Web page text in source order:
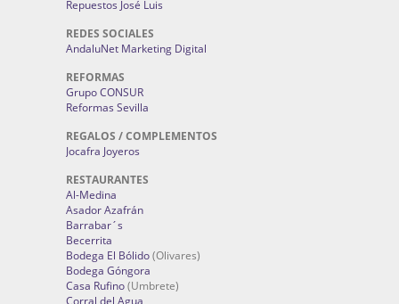
Repuestos José Luis
REDES SOCIALES
AndaluNet Marketing Digital
REFORMAS
Grupo CONSUR
Reformas Sevilla
REGALOS / COMPLEMENTOS
Jocafra Joyeros
RESTAURANTES
Al-Medina
Asador Azafrán
Barrabar´s
Becerrita
Bodega El Bólido(Olivares)
Bodega Góngora
Casa Rufino(Umbrete)
Corral del Agua